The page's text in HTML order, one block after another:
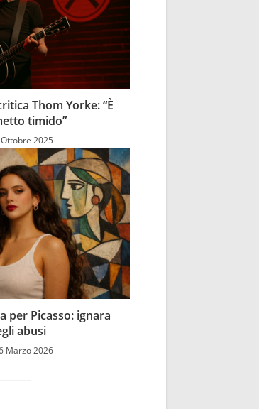
Thom Yorke: “È
timido”
2025
per Picasso: ignara
abusi
Marzo 2026